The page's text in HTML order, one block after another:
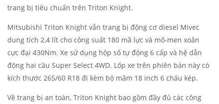
trang bị tiêu chuẩn trên Triton Knight.
Mitsubishi Triton Knight vẫn trang bị động cơ diesel Mivec
dung tích 2,4 lít cho công suất 180 mã lực và mô-men xoắn
cực đại 430Nm. Xe sử dụng hộp số tự động 6 cấp và hệ dẫn
động hai cầu Super Select 4WD. Lốp xe trên phiên bản này có
kích thước 265/60 R18 đi kèm bộ mâm 18 inch 6 chấu kép.
Về trang bị an toàn, Triton Knight bao gồm đầy đủ các công